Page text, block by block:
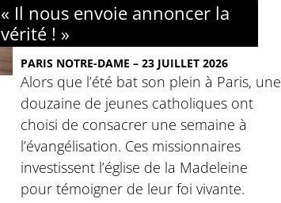
« Il nous envoie annoncer la
vérité ! »
PARIS NOTRE-DAME – 23 JUILLET 2026
Alors que l’été bat son plein à Paris, une
douzaine de jeunes catholiques ont
choisi de consacrer une semaine à
l’évangélisation. Ces missionnaires
investissent l’église de la Madeleine
pour témoigner de leur foi vivante.